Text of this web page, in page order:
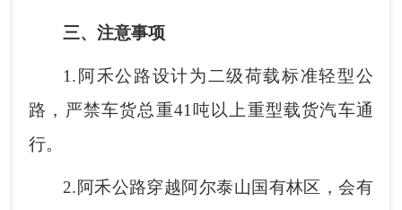
三、注意事项
1.阿禾公路设计为二级荷载标准轻型公
路，严禁车货总重41吨以上重型载货汽车通
行。
2.阿禾公路穿越阿尔泰山国有林区，会有